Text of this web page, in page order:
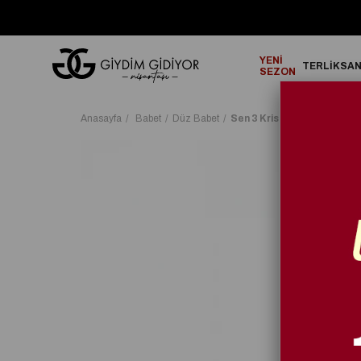
YENİ
SEZON
TERLİK
Anasayfa Babet Düz Babet Sen 3 Kristal Taşlı Babet